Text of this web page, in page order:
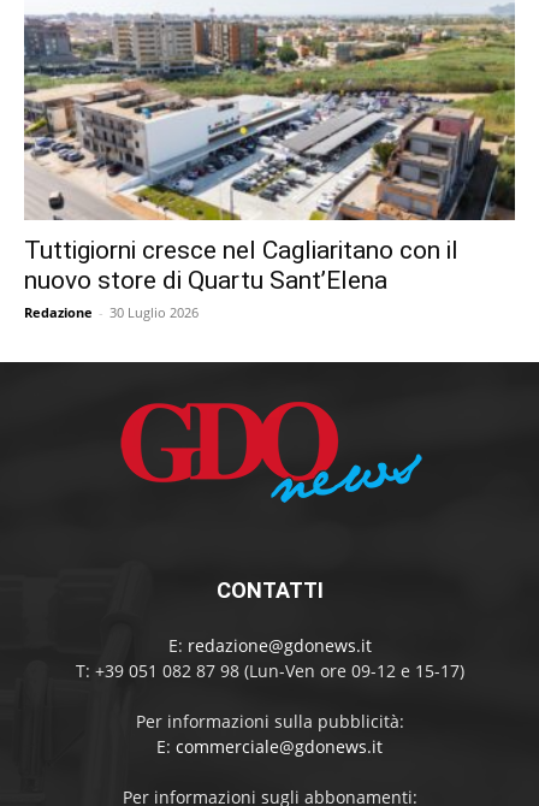
Tuttigiorni cresce nel Cagliaritano con il
nuovo store di Quartu Sant’Elena
Redazione - 30 Luglio 2026
CONTATTI
E: redazione@gdonews.it
T: +39 051 082 87 98 (Lun-Ven ore 09-12 e 15-17)
Per informazioni sulla pubblicità:
E: commerciale@gdonews.it
Per informazioni sugli abbonamenti: